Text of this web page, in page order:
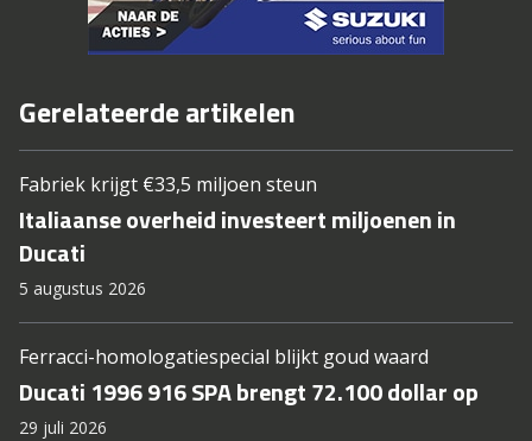
Gerelateerde artikelen
Fabriek krijgt €33,5 miljoen steun
Italiaanse overheid investeert miljoenen in
Ducati
5 augustus 2026
Ferracci-homologatiespecial blijkt goud waard
Ducati 1996 916 SPA brengt 72.100 dollar op
29 juli 2026